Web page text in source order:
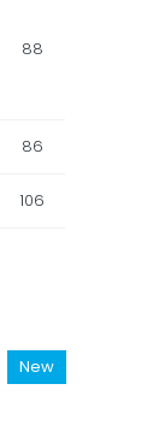
88
86
106
New